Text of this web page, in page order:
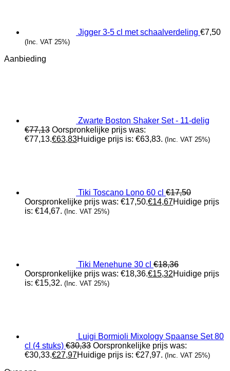
Jigger 3-5 cl met schaalverdeling €7,50
(Inc. VAT 25%)
Aanbieding
Zwarte Boston Shaker Set - 11-delig
€77,13 Oorspronkelijke prijs was:
€77,13.€63,83Huidige prijs is: €63,83. (Inc. VAT 25%)
Tiki Toscano Lono 60 cl €17,50
Oorspronkelijke prijs was: €17,50.€14,67Huidige prijs
is: €14,67. (Inc. VAT 25%)
Tiki Menehune 30 cl €18,36
Oorspronkelijke prijs was: €18,36.€15,32Huidige prijs
is: €15,32. (Inc. VAT 25%)
Luigi Bormioli Mixology Spaanse Set 80
cl (4 stuks) €30,33 Oorspronkelijke prijs was:
€30,33.€27,97Huidige prijs is: €27,97. (Inc. VAT 25%)